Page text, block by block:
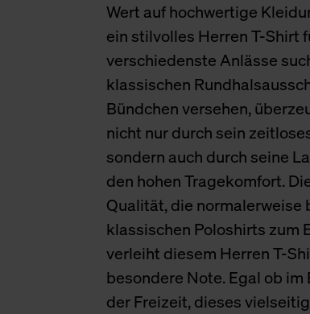
Wert auf hochwertige
ein stilvolles Herren T-Shirt
verschiedenste Anlässe
klassischen
Bündchen versehen,
nicht nur durch sein
sondern auch durch seine
den hohen Tragekomfort.
Qualität, die normalerweise
klassischen Poloshirts zum
verleiht diesem Herren T-
besondere Note. Egal ob im
der Freizeit, dieses